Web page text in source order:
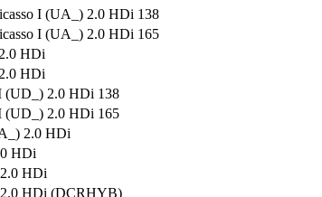
I (UA_) 2.0 HDi 138
I (UA_) 2.0 HDi 165
HDi
HDi
(UD_) 2.0 HDi 138
(UD_) 2.0 HDi 165
2.0 HDi
HDi
HDi
HDi (DCRHYB)